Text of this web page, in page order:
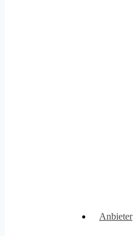
Anbieter